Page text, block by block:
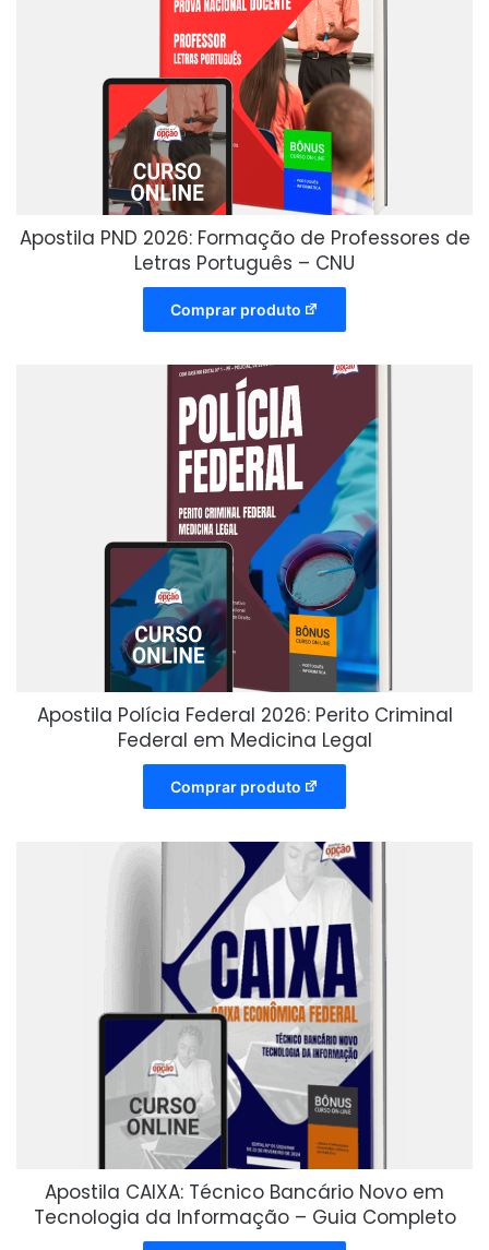
Apostila PND 2026: Formação de Professores de
Letras Português – CNU
Comprar produto
Apostila Polícia Federal 2026: Perito Criminal
Federal em Medicina Legal
Comprar produto
Apostila CAIXA: Técnico Bancário Novo em
Tecnologia da Informação – Guia Completo